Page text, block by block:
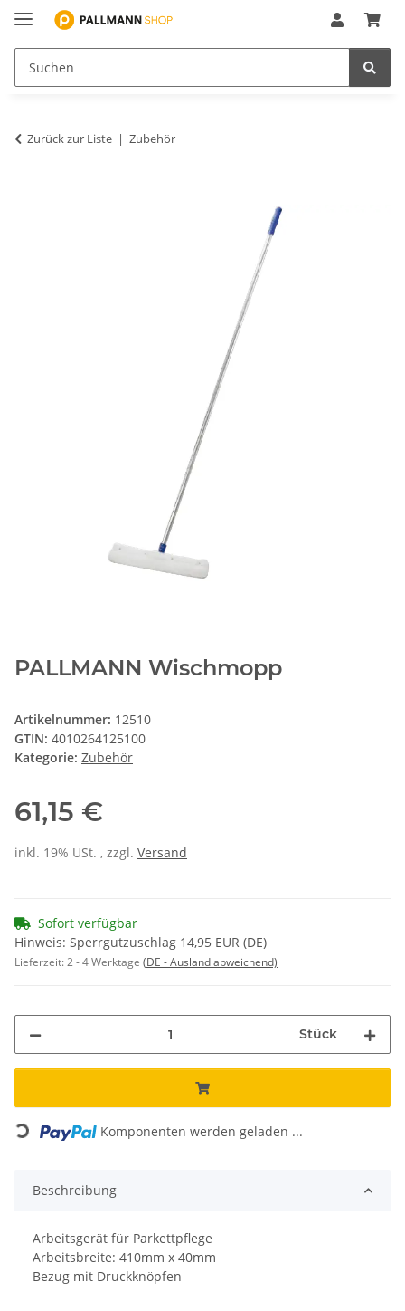
Zurück zur Liste Zubehör
PALLMANN Wischmopp
Artikelnummer: 12510
GTIN: 4010264125100
Kategorie: Zubehör
61,15 €
inkl. 19% USt. , zzgl. Versand
Sofort verfügbar
Hinweis: Sperrgutzuschlag 14,95 EUR (DE)
Lieferzeit:2 - 4 Werktage (DE - Ausland abweichend)
Stück
Loading... Komponenten werden geladen ...
Beschreibung
Arbeitsgerät für Parkettpflege
Arbeitsbreite: 410mm x 40mm
Bezug mit Druckknöpfen